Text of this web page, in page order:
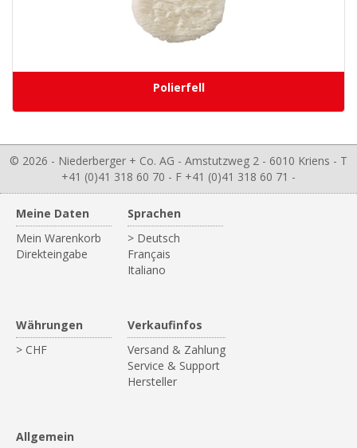
Polierfell
© 2026 - Niederberger + Co. AG - Amstutzweg 2 - 6010 Kriens - T
+41 (0)41 318 60 70 - F +41 (0)41 318 60 71 -
Meine Daten
Mein Warenkorb
Direkteingabe
Sprachen
> Deutsch
Français
Italiano
Währungen
> CHF
Verkaufinfos
Versand & Zahlung
Service & Support
Hersteller
Allgemein